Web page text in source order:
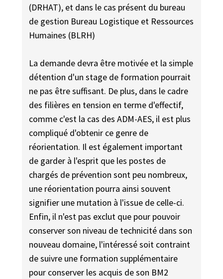
(DRHAT), et dans le cas présent du bureau
de gestion Bureau Logistique et Ressources
Humaines (BLRH)
La demande devra être motivée et la simple
détention d'un stage de formation pourrait
ne pas être suffisant. De plus, dans le cadre
des filières en tension en terme d'effectif,
comme c'est la cas des ADM-AES, il est plus
compliqué d'obtenir ce genre de
réorientation. Il est également important
de garder à l'esprit que les postes de
chargés de prévention sont peu nombreux,
une réorientation pourra ainsi souvent
signifier une mutation à l'issue de celle-ci.
Enfin, il n'est pas exclut que pour pouvoir
conserver son niveau de technicité dans son
nouveau domaine, l'intéressé soit contraint
de suivre une formation supplémentaire
pour conserver les acquis de son BM2